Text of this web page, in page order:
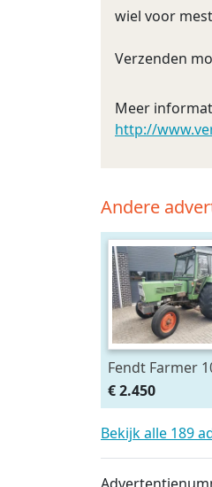
wiel voor
Verzenden
Meer
http://
Andere
Fendt Farmer
€ 2.450
Bekijk alle 189